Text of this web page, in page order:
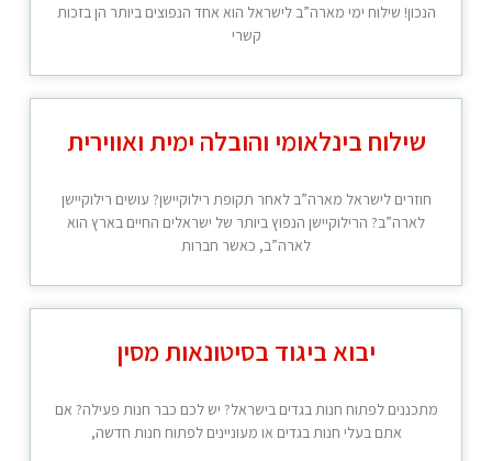
הנכון! שילוח ימי מארה”ב לישראל הוא אחד הנפוצים ביותר הן בזכות
קשרי
שילוח בינלאומי והובלה ימית ואווירית
חוזרים לישראל מארה”ב לאחר תקופת רילוקיישן? עושים רילוקיישן
לארה”ב? הרילוקיישן הנפוץ ביותר של ישראלים החיים בארץ הוא
לארה”ב, כאשר חברות
יבוא ביגוד בסיטונאות מסין
מתכננים לפתוח חנות בגדים בישראל? יש לכם כבר חנות פעילה? אם
אתם בעלי חנות בגדים או מעוניינים לפתוח חנות חדשה,